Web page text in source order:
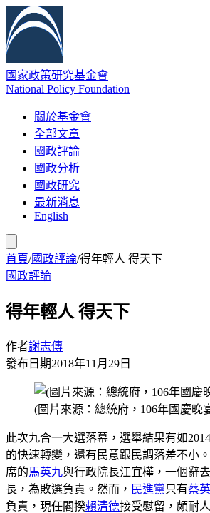
國家政策研究基金會
National Policy Foundation
關於基金會
全部文章
國政評論
國政分析
國政研究
最新消息
English
首頁/國政評論/得年輕人 得天下
國政評論
得年輕人 得天下
作者謝志傳
發布日期2018年11月29日
(圖片來源：總統府，106年國慶晚
此次九合一大選落幕，選舉結果有如
的快速轉變，還有民意跟民調落差不小
席的馬英九與行政院長江宜樺，一個辭
長，為敗選負責。然而， 民進黨只有蔡
負責，現任閣揆賴清德接受慰留，頗耐